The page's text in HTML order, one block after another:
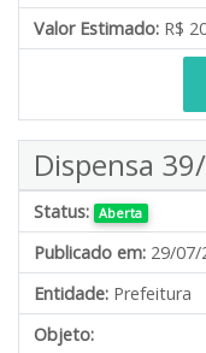
Valor Estimado: R$
Dispensa
Status: Aberta
Publicado em: 29/07/
Entidade: Prefeitura
Objeto: